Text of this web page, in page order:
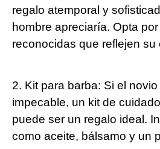
regalo atemporal y
hombre apreciaría. Opta
reconocidas que reflejen su
2. Kit para barba: Si el
impecable, un kit de
puede ser un regalo ideal.
como aceite, bálsamo y un